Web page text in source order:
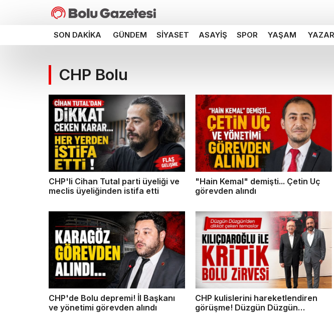
SON DAKIKA GÜNDEM SIYASET ASAYIŞ SPOR YAŞAM
CHP Bolu
CHP'li Cihan Tutal parti üyeliği ve
meclis üyeliğinden istifa etti
"Hain Kemal" demişti... Çetin Uç
görevden alındı
CHP'de Bolu depremi! İl Başkanı
ve yönetimi görevden alındı
CHP kulislerini hareketlendiren
görüşme! Düzgün Düzgün